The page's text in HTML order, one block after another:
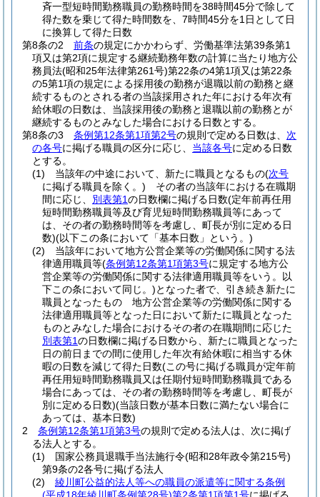
斉一型短時間勤務職員の勤務時間を38時間45分で除して
得た数を乗じて得た時間数を、7時間45分を1日として日
に換算して得た日数
第8条の2
前条の規定にかかわらず、労働基準法第39条第1
項又は第2項に規定する継続勤務年数の計算に当たり地方公
務員法(昭和25年法律第261号)第22条の4第1項又は第22条
の5第1項の規定による採用後の勤務が退職以前の勤務と継
続するものとされる者の当該採用された年における年次有
給休暇の日数は、当該採用後の勤務と退職以前の勤務とが
継続するものとみなした場合における日数とする。
第8条の3
条例第12条第1項第2号の規則で定める日数は、 次
の各号に掲げる職員の区分に応じ、 当該各号に定める日数
とする。
(1)
当該年の中途において、新たに職員となるもの(次号
に掲げる職員を除く。) その者の当該年における在職期
間に応じ、 別表第1の日数欄に掲げる日数(定年前再任用
短時間勤務職員等及び育児短時間勤務職員等にあって
は、その者の勤務時間等を考慮し、町長が別に定める日
数)(以下この条において「基本日数」という。)
(2)
当該年において地方公営企業等の労働関係に関する法
律適用職員等(条例第12条第1項第3号に規定する地方公
営企業等の労働関係に関する法律適用職員等をいう。以
下この条において同じ。)となった者で、引き続き新たに
職員となったもの 地方公営企業等の労働関係に関する
法律適用職員等となった日において新たに職員となった
ものとみなした場合におけるその者の在職期間に応じた
別表第1の日数欄に掲げる日数から、新たに職員となった
日の前日までの間に使用した年次有給休暇に相当する休
暇の日数を減じて得た日数(この号に掲げる職員が定年前
再任用短時間勤務職員又は任期付短時間勤務職員である
場合にあっては、その者の勤務時間等を考慮し、町長が
別に定める日数)(当該日数が基本日数に満たない場合に
あっては、基本日数)
2
条例第12条第1項第3号の規則で定める法人は、次に掲げ
る法人とする。
(1)
国家公務員退職手当法施行令(昭和28年政令第215号)
第9条の2各号に掲げる法人
(2)
綾川町公益的法人等への職員の派遣等に関する条例